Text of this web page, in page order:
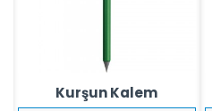
Kurşun Kalem